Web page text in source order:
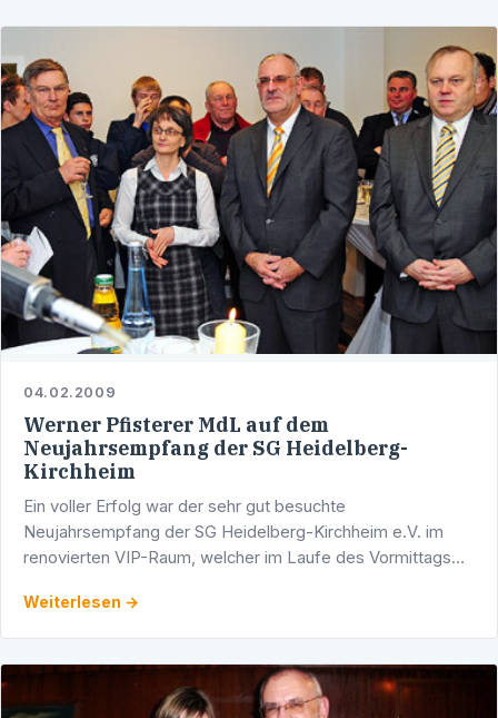
04.02.2009
Werner Pfisterer MdL auf dem
Neujahrsempfang der SG Heidelberg-
Kirchheim
Ein voller Erfolg war der sehr gut besuchte
Neujahrsempfang der SG Heidelberg-Kirchheim e.V. im
renovierten VIP-Raum, welcher im Laufe des Vormittags
Weiterlesen →